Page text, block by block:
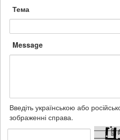
Тема
Message
Введіть українською або
зображенні справа.